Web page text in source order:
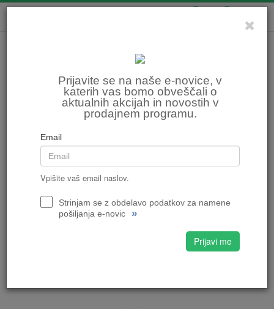
Prijavite se na naše e-novice, v
katerih vas bomo obveščali o
aktualnih akcijah in novostih v
prodajnem programu.
Email
Vpišite vaš email naslov.
Strinjam se z obdelavo podatkov za namene
pošiljanja e-novic
»
Prijavi me